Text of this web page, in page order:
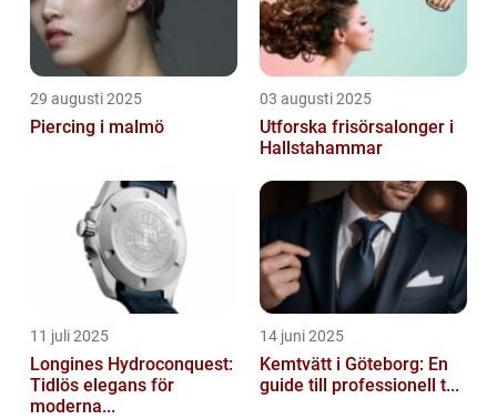
29 augusti 2025
Piercing i malmö
03 augusti 2025
Utforska frisörsalonger i
Hallstahammar
11 juli 2025
Longines Hydroconquest:
Tidlös elegans för
moderna...
14 juni 2025
Kemtvätt i Göteborg: En
guide till professionell t...